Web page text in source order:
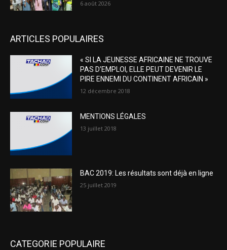
6 août 2026
ARTICLES POPULAIRES
« SI LA JEUNESSE AFRICAINE NE TROUVE
PAS D’EMPLOI, ELLE PEUT DEVENIR LE
PIRE ENNEMI DU CONTINENT AFRICAIN »
12 décembre 2018
MENTIONS LÉGALES
13 juillet 2018
BAC 2019: Les résultats sont déjà en ligne
25 juillet 2019
CATEGORIE POPULAIRE